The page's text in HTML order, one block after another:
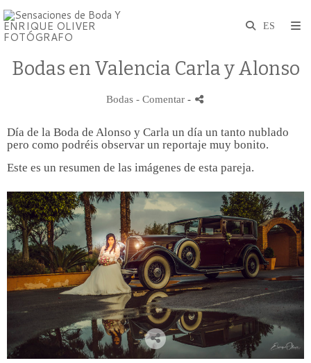
Bodas en Valencia Carla y Alonso
Bodas - Comentar -
Día de la Boda de Alonso y Carla un día un tanto nublado
pero como podréis observar un reportaje muy bonito.
Este es un resumen de las imágenes de esta pareja.